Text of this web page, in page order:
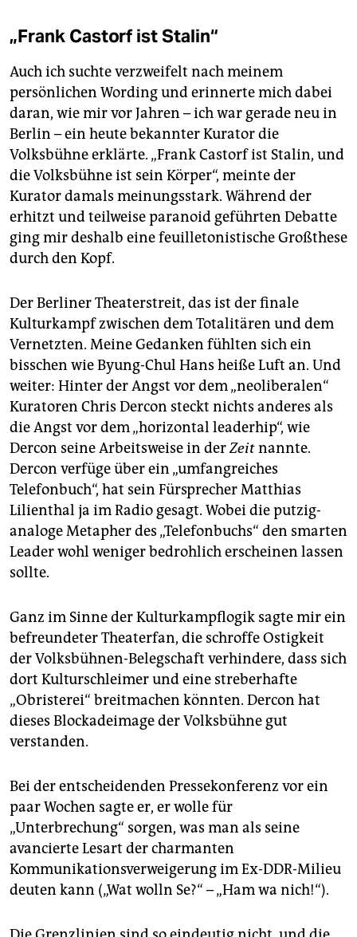
„Frank Castorf ist Stalin“
Auch ich suchte verzweifelt nach meinem
persönlichen Wording und erinnerte mich dabei
daran, wie mir vor Jahren – ich war gerade neu in
Berlin – ein heute bekannter Kurator die
Volksbühne erklärte. „Frank Castorf ist Stalin, und
die Volksbühne ist sein Körper“, meinte der
Kurator damals meinungsstark. Während der
erhitzt und teilweise paranoid geführten Debatte
ging mir deshalb eine feuilletonistische Großthese
durch den Kopf.
Der Berliner Theaterstreit, das ist der finale
Kulturkampf zwischen dem Totalitären und dem
Vernetzten. Meine Gedanken fühlten sich ein
bisschen wie Byung-Chul Hans heiße Luft an. Und
weiter: Hinter der Angst vor dem „neoliberalen“
Kuratoren Chris Dercon steckt nichts anderes als
die Angst vor dem „horizontal leaderhip“, wie
Dercon seine Arbeitsweise in derZeitnannte.
Dercon verfüge über ein „umfangreiches
Telefonbuch“, hat sein Fürsprecher Matthias
Lilienthal ja im Radio gesagt. Wobei die putzig-
analoge Metapher des „Telefonbuchs“ den smarten
Leader wohl weniger bedrohlich erscheinen lassen
sollte.
Ganz im Sinne der Kulturkampflogik sagte mir ein
befreundeter Theaterfan, die schroffe Ostigkeit
der Volksbühnen-Belegschaft verhindere, dass sich
dort Kulturschleimer und eine streberhafte
„Obristerei“ breitmachen könnten. Dercon hat
dieses Blockadeimage der Volksbühne gut
verstanden.
Bei der entscheidenden Pressekonferenz vor ein
paar Wochen sagte er, er wolle für
„Unterbrechung“ sorgen, was man als seine
avancierte Lesart der charmanten
Kommunikationsverweigerung im Ex-DDR-Milieu
deuten kann („Wat wolln Se?“ – „Ham wa nich!“).